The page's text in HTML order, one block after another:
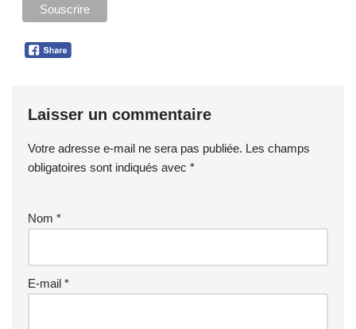
Laisser un commentaire
Votre adresse e-mail ne sera pas publiée. Les champs
obligatoires sont indiqués avec *
Nom *
E-mail *